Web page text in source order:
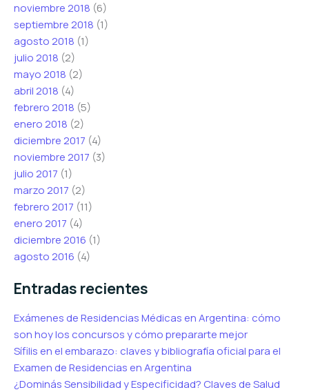
noviembre 2018 (6)
septiembre 2018 (1)
agosto 2018 (1)
julio 2018 (2)
mayo 2018 (2)
abril 2018 (4)
febrero 2018 (5)
enero 2018 (2)
diciembre 2017 (4)
noviembre 2017 (3)
julio 2017 (1)
marzo 2017 (2)
febrero 2017 (11)
enero 2017 (4)
diciembre 2016 (1)
agosto 2016 (4)
Entradas recientes
Exámenes de Residencias Médicas en Argentina: cómo
son hoy los concursos y cómo prepararte mejor
Sífilis en el embarazo: claves y bibliografía oficial para el
Examen de Residencias en Argentina
¿Dominás Sensibilidad y Especificidad? Claves de Salud